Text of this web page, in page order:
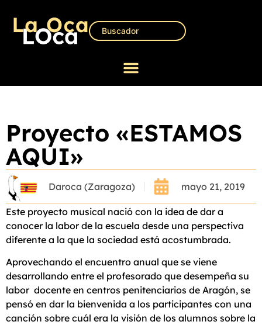
Proyecto «ESTAMOS
AQUI»
Daroca (Zaragoza) mayo 21, 2019
Este proyecto musical nació con la idea de dar a
conocer la labor de la escuela desde una perspectiva
diferente a la que la sociedad está acostumbrada.
Aprovechando el encuentro anual que se viene
desarrollando entre el profesorado que desempeña su
labor docente en centros penitenciarios de Aragón, se
pensó en dar la bienvenida a los participantes con una
canción sobre cuál era la visión de los alumnos sobre la